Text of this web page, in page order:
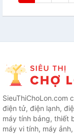
SieuThiChoLon.com
điện tử, điện lạnh,
máy tính bảng, thiết
máy vi tính, máy